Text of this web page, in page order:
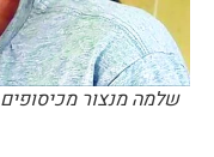
שלמה מנצור